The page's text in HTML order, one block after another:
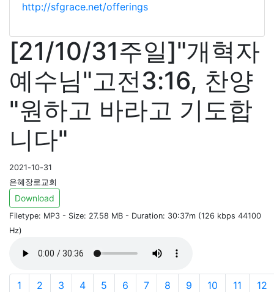
http://sfgrace.net/offerings
[21/10/31주일]"개혁자
예수님"고전3:16, 찬양
"원하고 바라고 기도합
니다"
2021-10-31
은혜장로교회
Download
Filetype: MP3 - Size: 27.58 MB - Duration: 30:37m (126 kbps 44100
Hz)
1 2 3 4 5 6 7 8 9 10 11 12